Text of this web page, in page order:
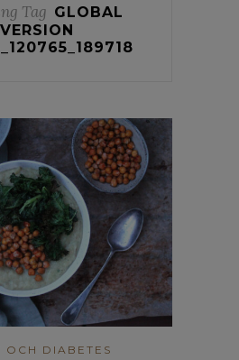
Tag GLOBAL
VERSION
OCH DIABETES